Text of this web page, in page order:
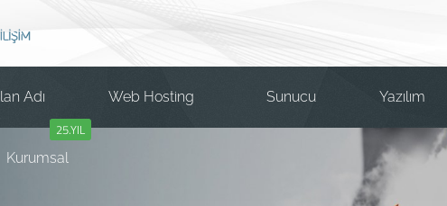
Adı Web Hosting Sunucu Yazılım
25.YIL
Kurumsal